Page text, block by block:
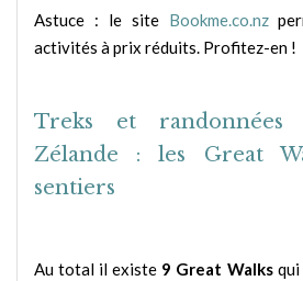
Astuce : le site Bookme.co.nz
activités à prix réduits. Profitez-en !
Treks et randonnées
Zélande : les Great
sentiers
Au total il existe 9 Great Walksqui